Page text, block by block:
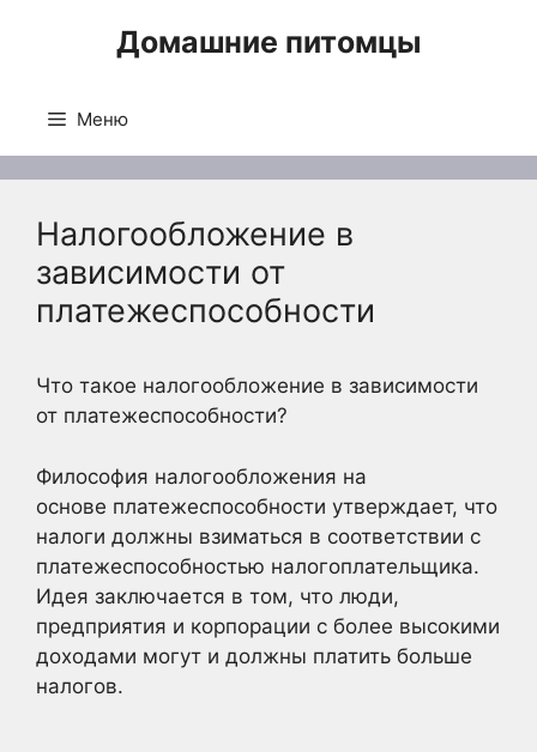
Домашние питомцы
Меню
Налогообложение в
зависимости от
платежеспособности
Что такое налогообложение в зависимости
от платежеспособности?
Философия налогообложения на
основе платежеспособности утверждает, что
налоги должны взиматься в соответствии с
платежеспособностью налогоплательщика.
Идея заключается в том, что люди,
предприятия и корпорации с более высокими
доходами могут и должны платить больше
налогов.